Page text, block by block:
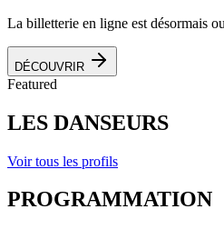
La billetterie en ligne est désormais
DÉCOUVRIR
Featured
LES DANSEURS
Voir tous les profils
PROGRAMMATION